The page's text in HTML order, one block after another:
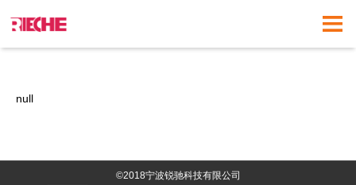
null
©2018宁波锐驰科技有限公司